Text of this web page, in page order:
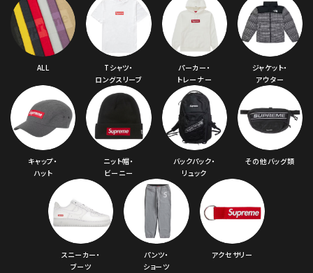
ALL
Tシャツ・
ロングスリーブ
パーカー・
トレーナー
ジャケット・
アウター
キャップ・
ハット
ニット帽・
ビーニー
バックパック・
リュック
その他バッグ類
スニーカー・
ブーツ
パンツ・
ショーツ
アクセサリー